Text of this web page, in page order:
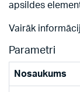
apsildes
Vairāk
Parametri
Nosaukums